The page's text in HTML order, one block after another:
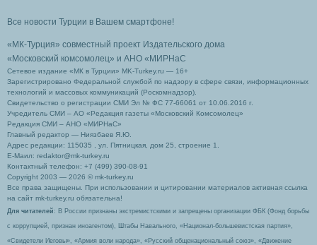
Все новости Турции в Вашем смартфоне!
«МК-Турция» совместный проект Издательского дома
«Московский комсомолец» и АНО «МИРНаС
Сетевое издание «МК в Турции» MK-Turkey.ru — 16+
Зарегистрировано Федеральной службой по надзору в сфере связи, информационных
технологий и массовых коммуникаций (Роскомнадзор).
Свидетельство о регистрации СМИ Эл № ФС 77-66061 от 10.06.2016 г.
Учредитель СМИ – АО «Редакция газеты «Московский Комсомолец»
Редакция СМИ – АНО «МИРНаС»
Главный редактор — Ниязбаев Я.Ю.
Адрес редакции: 115035 , ул. Пятницкая, дом 25, строение 1.
Е-Маил: redaktor@mk-turkey.ru
Контактный телефон: +7 (499) 390-08-91
Copyright 2003 — 2026 © mk-turkey.ru
Все права защищены. При использовании и цитировании материалов активная ссылка
на сайт mk-turkey.ru обязательна!
Для читателей : В России признаны экстремистскими и запрещены организации ФБК (Фонд борьбы
с коррупцией, признан иноагентом), Штабы Навального, «Национал-большевистская партия»,
«Свидетели Иеговы», «Армия воли народа», «Русский общенациональный союз», «Движение